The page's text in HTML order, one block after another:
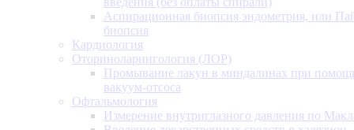
Аспирационная биопсия эндометрия, или
биопсия
Кардиология
Оториноларингология (ЛОР)
Промывание лакун в миндалинах при
вакуум-отсоса
Офтальмология
Измерение внутриглазного давления по